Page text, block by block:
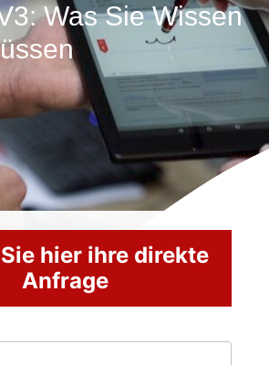
Was Sie Wissen
hier ihre direkte
Anfrage